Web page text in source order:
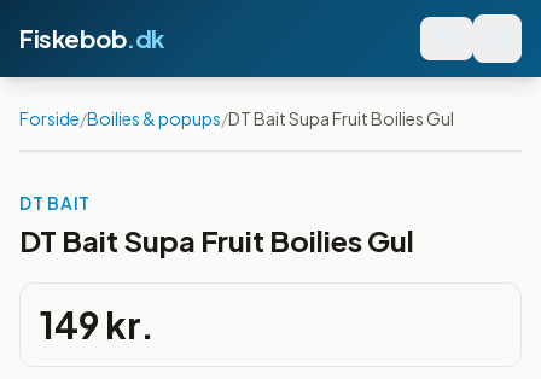
Fiskebob.dk
Forside/Boilies & popups/DT Bait Supa Fruit Boilies Gul
DT BAIT
DT Bait Supa Fruit Boilies Gul
149 kr.